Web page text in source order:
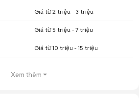
Giá từ 2 triệu - 3 triệu
Giá từ 5 triệu - 7 triệu
Giá từ 10 triệu - 15 triệu
Xem thêm